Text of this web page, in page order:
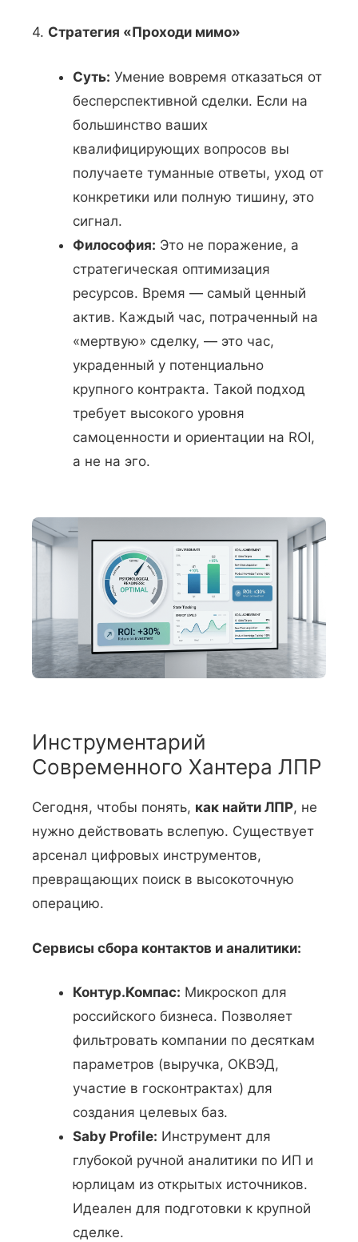
4. Стратегия «Проходи мимо»
Суть: Умение вовремя отказаться от
бесперспективной сделки. Если на
большинство ваших
квалифицирующих вопросов вы
получаете туманные ответы, уход от
конкретики или полную тишину, это
сигнал.
Философия: Это не поражение, а
стратегическая оптимизация
ресурсов. Время — самый ценный
актив. Каждый час, потраченный на
«мертвую» сделку, — это час,
украденный у потенциально
крупного контракта. Такой подход
требует высокого уровня
самоценности и ориентации на ROI,
а не на эго.
Инструментарий
Современного Хантера ЛПР
Сегодня, чтобы понять, как найти ЛПР, не
нужно действовать вслепую. Существует
арсенал цифровых инструментов,
превращающих поиск в высокоточную
операцию.
Сервисы сбора контактов и аналитики:
Контур.Компас: Микроскоп для
российского бизнеса. Позволяет
фильтровать компании по десяткам
параметров (выручка, ОКВЭД,
участие в госконтрактах) для
создания целевых баз.
Saby Profile: Инструмент для
глубокой ручной аналитики по ИП и
юрлицам из открытых источников.
Идеален для подготовки к крупной
сделке.